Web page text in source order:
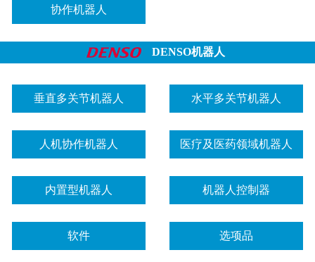
协作机器人
DENSO机器人
垂直多关节机器人 水平多关节机器人
人机协作机器人 医疗及医药领域机器人
内置型机器人 机器人控制器
软件 选项品